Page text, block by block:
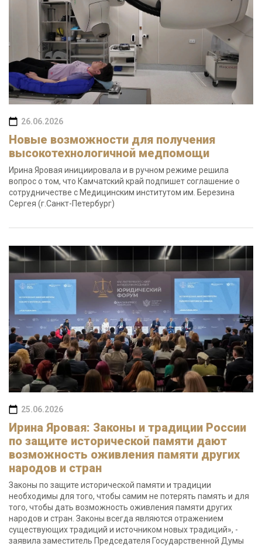
26.06.2026
Новые возможности для получения
высокотехнологичной медпомощи
Ирина Яровая инициировала и в ручном режиме решила
вопрос о том, что Камчатский край подпишет соглашение о
сотрудничестве с Медицинским институтом им. Березина
Сергея (г.Санкт-Петербург)
25.06.2026
Ирина Яровая: Законы и традиции России
по защите исторической памяти дают
возможность оживления памяти других
народов и стран
Законы по защите исторической памяти и традиции
необходимы для того, чтобы самим не потерять память и для
того, чтобы дать возможность оживления памяти других
народов и стран. Законы всегда являются отражением
существующих традиций и источником новых традиций», -
заявила заместитель Председателя Государственной Думы